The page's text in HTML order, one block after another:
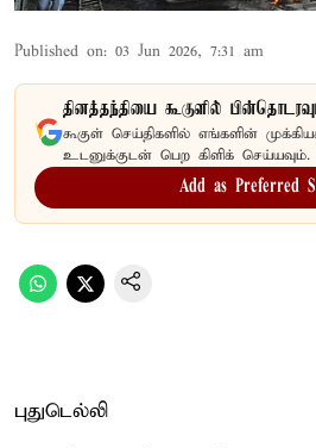
Published on: 03 Jun 2026, 7:31 am
தினத்தந்தியை கூகுளில்
கூகுள் செய்திகளில் எங்களின்
உடனுக்குடன் பெற கிளிக் செய்யவும்.
Add as Preferred
புதுடெல்லி